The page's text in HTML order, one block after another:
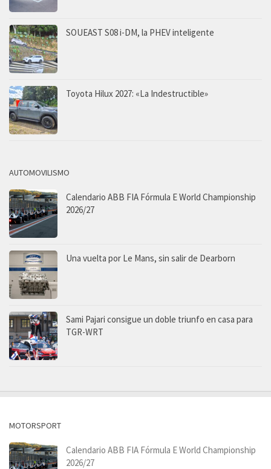
SOUEAST S08 i-DM, la PHEV inteligente
Toyota Hilux 2027: «La Indestructible»
AUTOMOVILISMO
Calendario ABB FIA Fórmula E World Championship
2026/27
Una vuelta por Le Mans, sin salir de Dearborn
Sami Pajari consigue un doble triunfo en casa para
TGR-WRT
MOTORSPORT
Calendario ABB FIA Fórmula E World Championship
2026/27